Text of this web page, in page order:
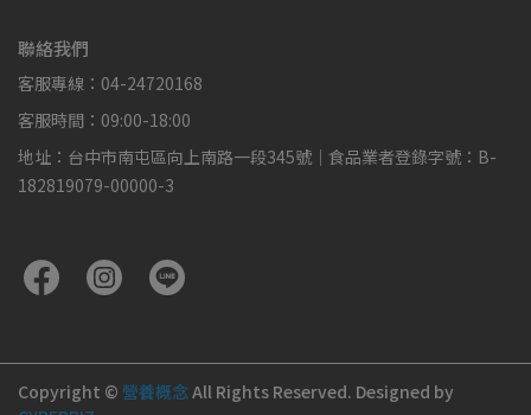
聯絡我們
客服專線：04-24720168
客服時間：09:00-18:00
地址：台中市南屯區向上南路一段345號｜食品業者登錄字號：B-
182819079-00000-3
Copyright © 營養概念All Rights Reserved. Designed by